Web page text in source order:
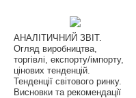
АНАЛІТИЧНИЙ ЗВІТ.
Огляд виробництва,
торгівлі, експорту/імпорту,
цінових тенденцій.
Тенденції світового ринку.
Висновки та рекомендації